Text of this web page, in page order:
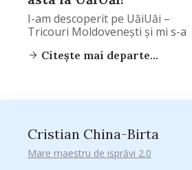
I-am descoperit pe UăiUăi –
Tricouri Moldovenești și mi s-a
Citește mai departe...
Cristian China-Birta
Mare maestru de isprăvi 2.0